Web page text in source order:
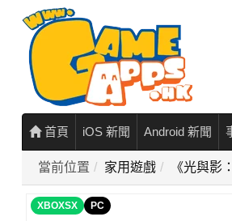
首頁 iOS 新聞 Android 新聞
當前位置 家用遊戲 《光與影
XBOXSX PC